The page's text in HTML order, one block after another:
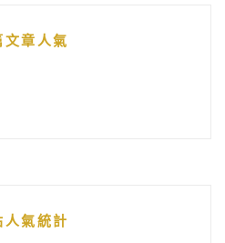
文章人氣
人氣統計